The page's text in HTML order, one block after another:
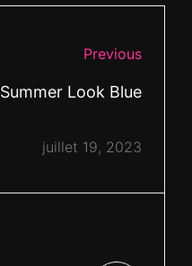
Previous
Summer Look Blue
juillet 19, 2023